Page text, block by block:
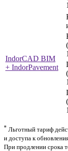
IndorCAD BIM
+ IndorPavement
* Льготный тариф
и доступа к
При продлении срока